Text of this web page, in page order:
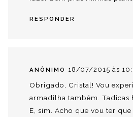
RESPONDER
ANÔNIMO 18/07/2015 às
Obrigado, Cristal! Vou
armadilha também. Tadicas
E, sim. Acho que vou ter